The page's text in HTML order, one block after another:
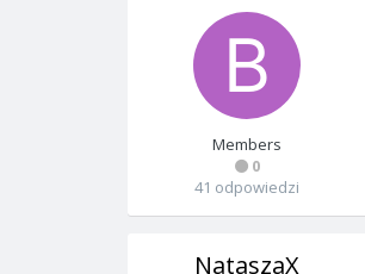
Members
0
41 odpowiedzi
NataszaX